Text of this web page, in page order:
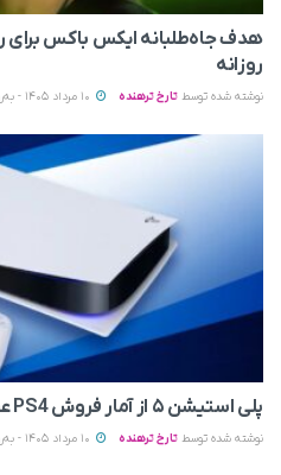
هدف جاه‌طلبانه ایکس باکس برای
روزانه
نوشته شده توسط تارخ ترهنده
پلی استیشن ۵ از آمار فروش PS4 عقب افتاد
نوشته شده توسط تارخ ترهنده